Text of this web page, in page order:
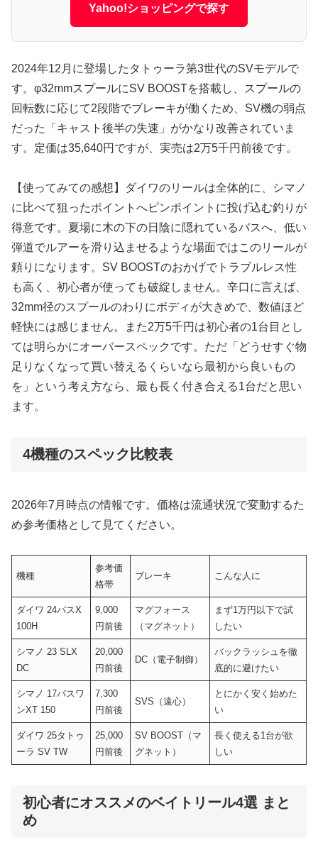
Yahoo!ショッピングで探す
2024年12月に登場したタトゥーラ第3世代のSVモデルで
す。φ32mmスプールにSV BOOSTを搭載し、スプールの
回転数に応じて2段階でブレーキが働くため、SV機の弱点
だった「キャスト後半の失速」がかなり改善されていま
す。定価は35,640円ですが、実売は2万5千円前後です。
【使ってみての感想】ダイワのリールは全体的に、シマノ
に比べて狙ったポイントへピンポイントに投げ込む釣りが
得意です。夏場に木の下の日陰に隠れているバスへ、低い
弾道でルアーを滑り込ませるような場面ではこのリールが
頼りになります。SV BOOSTのおかげでトラブルレス性
も高く、初心者が使っても破綻しません。辛口に言えば、
32mm径のスプールのわりにボディが大きめで、数値ほど
軽快には感じません。また2万5千円は初心者の1台目とし
ては明らかにオーバースペックです。ただ「どうせすぐ物
足りなくなって買い替えるくらいなら最初から良いもの
を」という考え方なら、最も長く付き合える1台だと思い
ます。
4機種のスペック比較表
2026年7月時点の情報です。価格は流通状況で変動するた
め参考価格として見てください。
機種
参考価
格帯
ブレーキ こんな人に
ダイワ 24バスX
100H
9,000
円前後
マグフォース
（マグネット）
まず1万円以下で試
したい
シマノ 23 SLX
DC
20,000
円前後
DC（電子制御）
バックラッシュを徹
底的に避けたい
シマノ 17バスワ
ンXT 150
7,300
円前後
SVS（遠心）
とにかく安く始めた
い
ダイワ 25タトゥ
ーラ SV TW
25,000
円前後
SV BOOST（マ
グネット）
長く使える1台が欲
しい
初心者にオススメのベイトリール4選 まと
め